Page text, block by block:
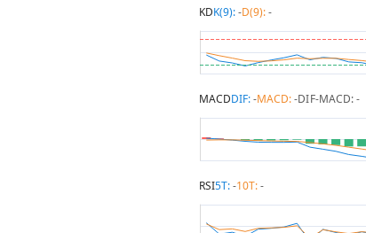
KDK(9):-D(9):-
MACDDIF:-MACD:-DIF-MACD:-
RSI5T:-10T:-